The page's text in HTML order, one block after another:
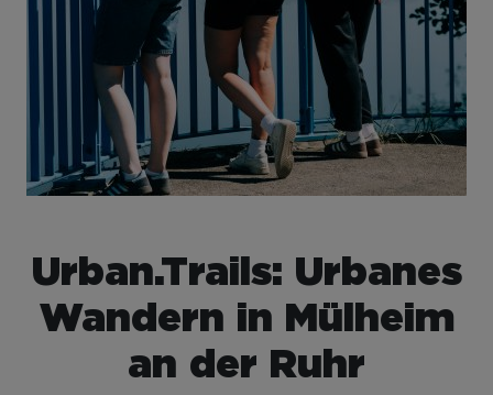
Urban.Trails: Urbanes
Wandern in Mülheim
an der Ruhr